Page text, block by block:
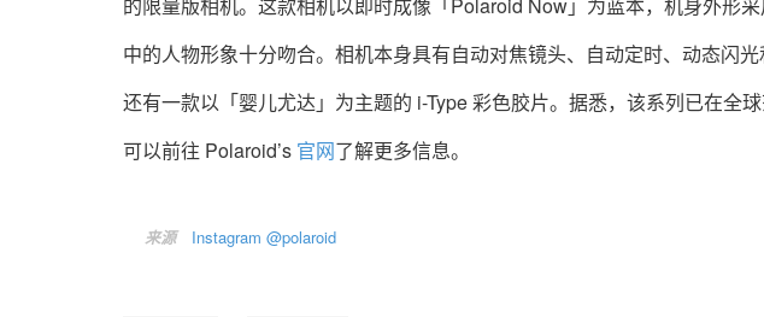
中的人物形象十分吻合。相机本身具有自动对焦镜头、自动定时、动态闪
还有一款以「婴儿尤达」为主题的 i-Type 彩色胶片。据悉，该系列已在全
可以前往 Polaroid’s 官网了解更多信息。
来源 Instagram @polaroid